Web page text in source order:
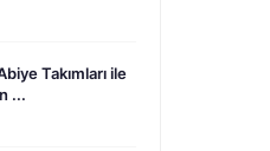
Takımları ile
...